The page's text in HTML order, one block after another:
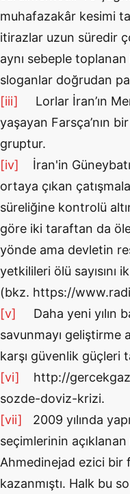
muhafazakâr kesimi
itirazlar uzun süredir
aynı sebeple
sloganlar doğrudan
[iii] Lorlar İran’ın
yaşayan Farsça’nın
gruptur.
[iv] İran'in
ortaya çıkan
süreliğine kontrolü
göre iki taraftan da
yönde ama devletin
yetkilileri ölü
(bkz. https://
[v] Daha yeni yılın
savunmayı geliştirme
karşı güvenlik
[vi] http://
sozde-doviz-krizi.
[vii] 2009 yılında
seçimlerinin
Ahmedinejad ezici bir
kazanmıştı. Halk bu